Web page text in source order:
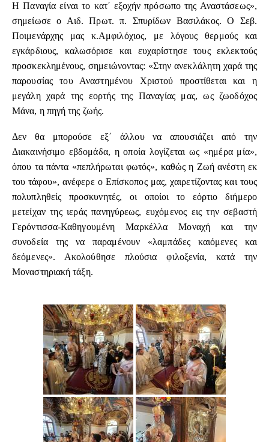
Η Παναγία είναι το κατ΄ εξοχήν πρόσωπο της Αναστάσεως»,
σημείωσε ο Αιδ. Πρωτ. π. Σπυρίδων Βασιλάκος. Ο Σεβ.
Ποιμενάρχης μας κ.Αμφιλόχιος, με λόγους θερμούς και
εγκάρδιους, καλωσόρισε και ευχαρίστησε τους εκλεκτούς
προσκεκλημένους, σημειώνοντας: «Στην ανεκλάλητη χαρά της
παρουσίας του Αναστημένου Χριστού προστίθεται και η
μεγάλη χαρά της εορτής της Παναγίας μας, ως ζωοδόχος
Μάνα, η πηγή της ζωής.
Δεν θα μπορούσε εξ΄ άλλου να απουσιάζει από την
Διακαινήσιμο εβδομάδα, η οποία λογίζεται ως «ημέρα μία»,
όπου τα πάντα «πεπλήρωται φωτός», καθώς η Ζωή ανέστη εκ
του τάφου», ανέφερε ο Επίσκοπος μας, χαιρετίζοντας και τους
πολυπληθείς προσκυνητές, οι οποίοι το εόρτιο διήμερο
μετείχαν της ιεράς πανηγύρεως, ευχόμενος εις την σεβαστή
Γερόντισσα-Καθηγουμένη Μαρκέλλα Μοναχή και την
συνοδεία της να παραμένουν «λαμπάδες καιόμενες και
δεόμενες». Ακολούθησε πλούσια φιλοξενία, κατά την
Μοναστηριακή τάξη.